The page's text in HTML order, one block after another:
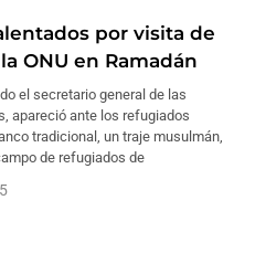
por visita de
ONU en Ramadán
el secretario general de las
apareció ante los refugiados
tradicional, un traje musulmán,
de refugiados de